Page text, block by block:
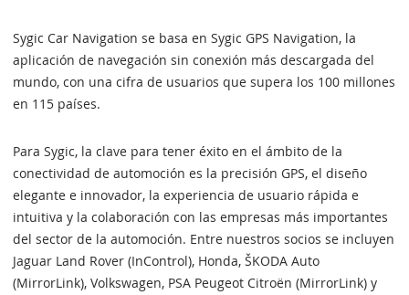
Sygic Car Navigation se basa en Sygic GPS Navigation, la
aplicación de navegación sin conexión más descargada del
mundo, con una cifra de usuarios que supera los 100 millones
en 115 países.
Para Sygic, la clave para tener éxito en el ámbito de la
conectividad de automoción es la precisión GPS, el diseño
elegante e innovador, la experiencia de usuario rápida e
intuitiva y la colaboración con las empresas más importantes
del sector de la automoción. Entre nuestros socios se incluyen
Jaguar Land Rover (InControl), Honda, ŠKODA Auto
(MirrorLink), Volkswagen, PSA Peugeot Citroën (MirrorLink) y